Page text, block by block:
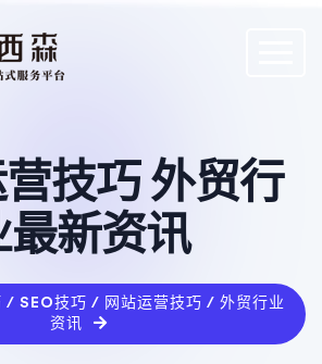
营技巧 外贸行
最新资讯
/ SEO技巧 / 网站运营技巧 / 外贸行业
资讯